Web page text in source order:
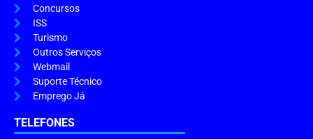
Concursos
ISS
Turismo
Outros Serviços
Webmail
Suporte Técnico
Emprego Já
TELEFONES